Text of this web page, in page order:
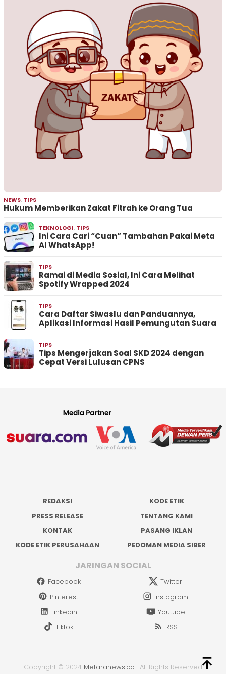
NEWS, TIPS
Hukum Memberikan Zakat Fitrah ke Orang Tua
TEKNOLOGI, TIPS
Ini Cara Cari “Cuan” Tambahan Pakai Meta
AI WhatsApp!
TIPS
Ramai di Media Sosial, Ini Cara Melihat
Spotify Wrapped 2024
TIPS
Cara Daftar Siwaslu dan Panduannya,
Aplikasi Informasi Hasil Pemungutan Suara
TIPS
Tips Mengerjakan Soal SKD 2024 dengan
Cepat Versi Lulusan CPNS
REDAKSI
KODE ETIK
PRESS RELEASE
TENTANG KAMI
KONTAK
PASANG IKLAN
KODE ETIK PERUSAHAAN
PEDOMAN MEDIA SIBER
JARINGAN SOCIAL
Facebook
Twitter
Pinterest
Instagram
Linkedin
Youtube
Tiktok
RSS
Copyright © 2024 Metaranews.co . All Rights Reserved